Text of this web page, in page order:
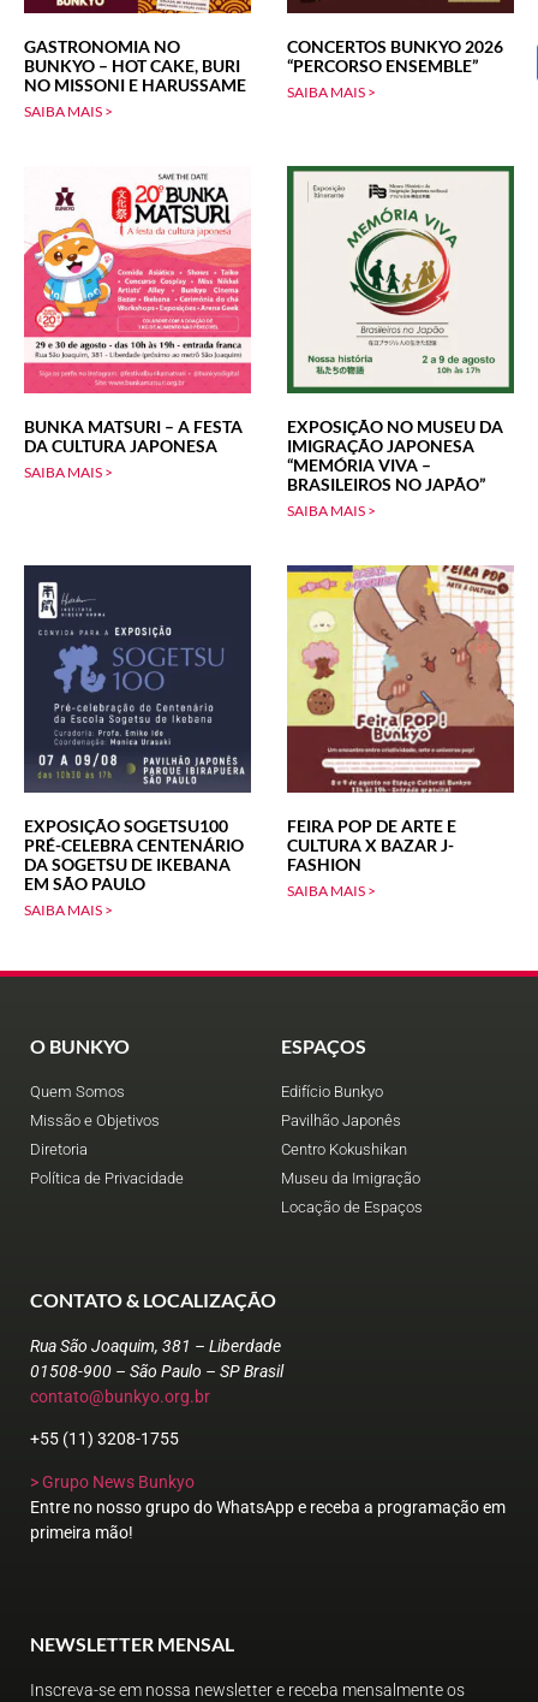
GASTRONOMIA NO
BUNKYO – HOT CAKE, BURI
NO MISSONI E HARUSSAME
SAIBA MAIS >
CONCERTOS BUNKYO 2026
“PERCORSO ENSEMBLE”
SAIBA MAIS >
BUNKA MATSURI – A FESTA
DA CULTURA JAPONESA
SAIBA MAIS >
EXPOSIÇÃO NO MUSEU DA
IMIGRAÇÃO JAPONESA
“MEMÓRIA VIVA –
BRASILEIROS NO JAPÃO”
SAIBA MAIS >
EXPOSIÇÃO SOGETSU100
PRÉ-CELEBRA CENTENÁRIO
DA SOGETSU DE IKEBANA
EM SÃO PAULO
SAIBA MAIS >
FEIRA POP DE ARTE E
CULTURA X BAZAR J-
FASHION
SAIBA MAIS >
O BUNKYO
Quem Somos
Missão e Objetivos
Diretoria
Política de Privacidade
ESPAÇOS
Edifício Bunkyo
Pavilhão Japonês
Centro Kokushikan
Museu da Imigração
Locação de Espaços
CONTATO & LOCALIZAÇÃO
Rua São Joaquim, 381 – Liberdade
01508-900 – São Paulo – SP Brasil
contato@bunkyo.org.br
+55 (11) 3208-1755
> Grupo News Bunkyo
Entre no nosso grupo do WhatsApp e receba a programação em
primeira mão!
NEWSLETTER MENSAL
Inscreva-se em nossa newsletter e receba mensalmente os